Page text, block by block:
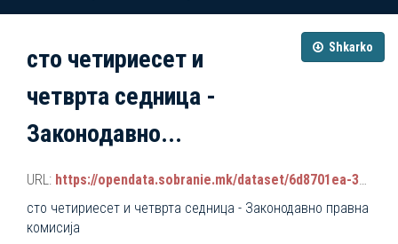
Shkarko
сто четириесет и
четврта седница -
Законодавно...
URL: https://opendata.sobranie.mk/dataset/6d8701ea-3a42-465d-8f88-639bc6dc1a8e/resource/adac13c0-d179-4eb1-9baa-819f61dd9a28/download/komisiski_sednici.json
сто четириесет и четврта седница - Законодавно правна
комисија